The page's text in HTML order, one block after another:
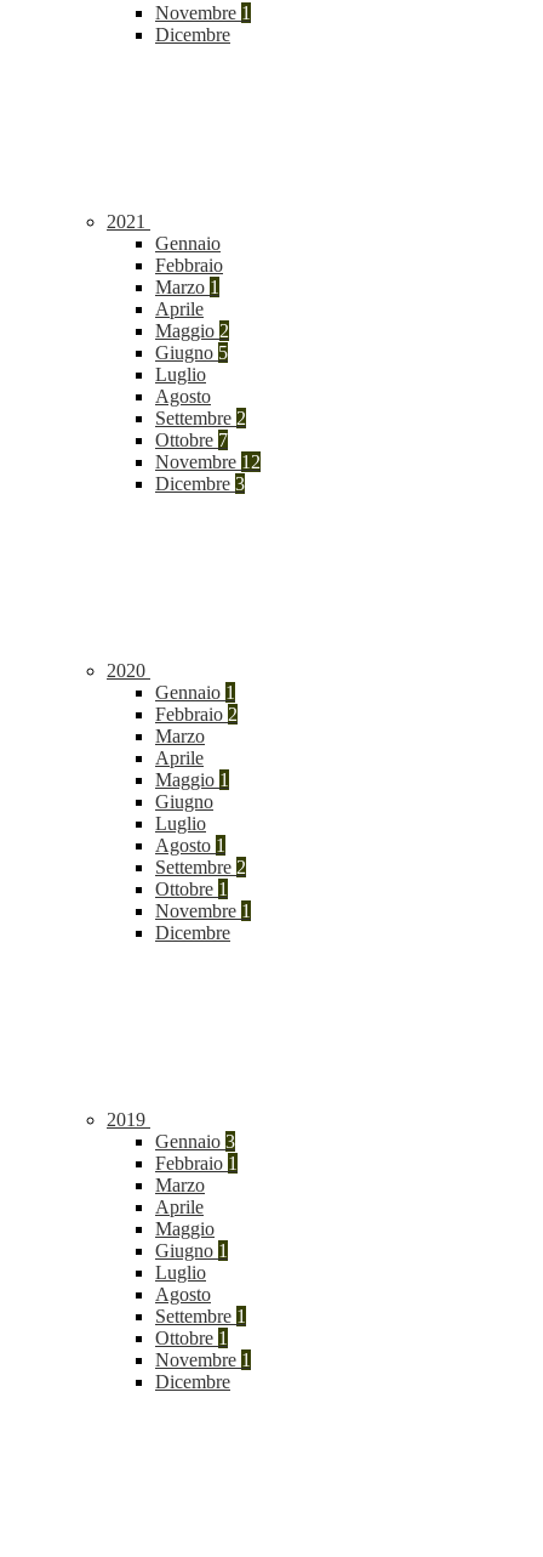
Novembre 1
Dicembre
2021
Gennaio
Febbraio
Marzo 1
Aprile
Maggio 2
Giugno 5
Luglio
Agosto
Settembre 2
Ottobre 7
Novembre 12
Dicembre 3
2020
Gennaio 1
Febbraio 2
Marzo
Aprile
Maggio 1
Giugno
Luglio
Agosto 1
Settembre 2
Ottobre 1
Novembre 1
Dicembre
2019
Gennaio 3
Febbraio 1
Marzo
Aprile
Maggio
Giugno 1
Luglio
Agosto
Settembre 1
Ottobre 1
Novembre 1
Dicembre